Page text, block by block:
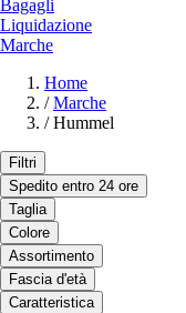
Bagagli
Liquidazione
Marche
Home
/ Marche
/ Hummel
Filtri
Spedito entro 24 ore
Taglia
Colore
Assortimento
Fascia d'età
Caratteristica